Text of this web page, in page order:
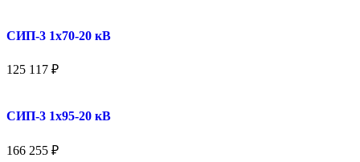
СИП-3 1x70-20 кВ
125 117 ₽
СИП-3 1x95-20 кВ
166 255 ₽